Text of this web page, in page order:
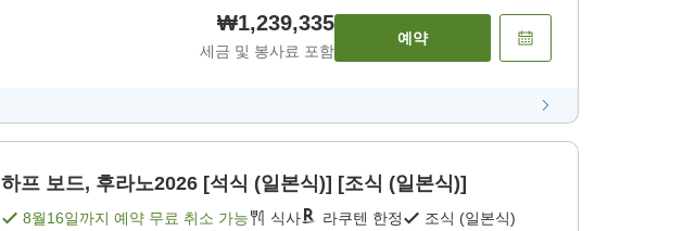
₩1,239,335
세금 및 봉사료 포함
예약
하프 보드, 후라노2026 [석식 (일본식)] [조식 (일본식)]
8월16일까지 예약 무료 취소 가능 식사 라쿠텐 한정 조식 (일본식)